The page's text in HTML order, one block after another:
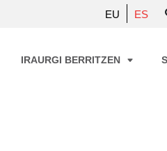
EU ES
IRAURGI BERRITZEN